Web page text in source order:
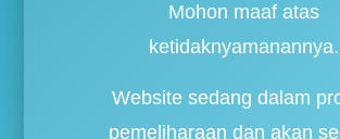
Mohon maaf atas
ketidaknyamanannya.
Website sedang dalam
pemeliharaan dan akan